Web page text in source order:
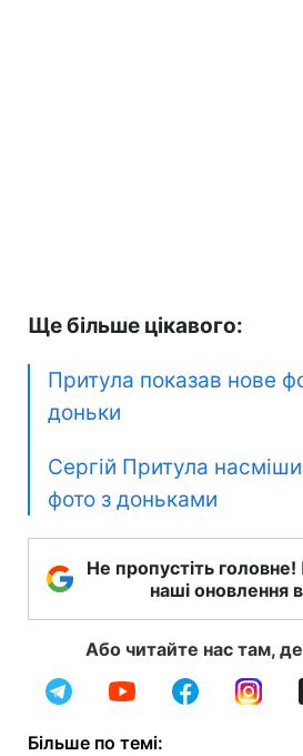
Ще більше цікавого:
Притула показав нове
доньки
Сергій Притула
фото з доньками
Не пропустіть головне!
наші оновлення
Або читайте нас там,
Більше по темі: